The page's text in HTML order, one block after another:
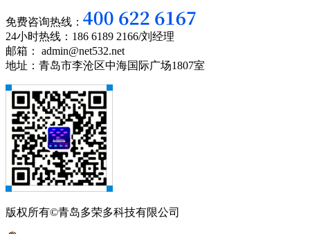
免费咨询热线：
24小时热线：186 6189 2166/刘经理
邮箱： admin@net532.net
地址：青岛市李沧区中海国际广场1807室
版权所有©青岛多荣多科技有限公司